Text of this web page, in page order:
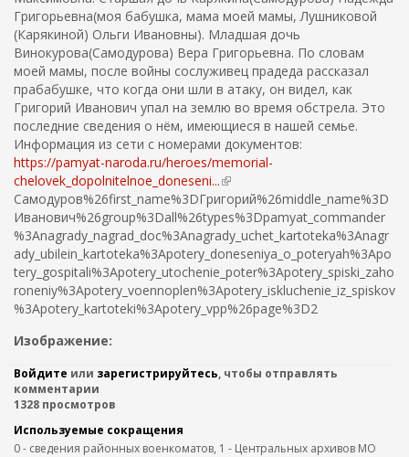
Григорьевна(моя бабушка, мама моей мамы, Лушниковой
(Карякиной) Ольги Ивановны). Младшая дочь
Винокурова(Самодурова) Вера Григорьевна. По словам
моей мамы, после войны сослуживец прадеда рассказал
прабабушке, что когда они шли в атаку, он видел, как
Григорий Иванович упал на землю во время обстрела. Это
последние сведения о нём, имеющиеся в нашей семье.
Информация из сети с номерами документов:
https://pamyat-naroda.ru/heroes/memorial-
chelovek_dopolnitelnoe_doneseni...(
в
н
е
ш
н
я
я
л
Самодуров%26first_name%3DГригорий%26middle_name%3D
Иванович%26group%3Dall%26types%3Dpamyat_commander
%3Anagrady_nagrad_doc%3Anagrady_uchet_kartoteka%3Anagr
ady_ubilein_kartoteka%3Apotery_doneseniya_o_poteryah%3Apo
tery_gospitali%3Apotery_utochenie_poter%3Apotery_spiski_zaho
roneniy%3Apotery_voennoplen%3Apotery_iskluchenie_iz_spiskov
%3Apotery_kartoteki%3Apotery_vpp%26page%3D2
Изображение:
Войдите или зарегистрируйтесь, чтобы отправлять
комментарии
1328 просмотров
Используемые сокращения
0 - сведения районных военкоматов, 1 - Центральных архивов МО